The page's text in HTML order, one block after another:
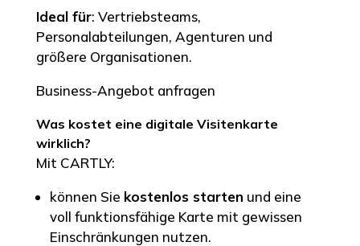
Ideal für: Vertriebsteams,
Personalabteilungen, Agenturen und
größere Organisationen.
Business-Angebot anfragen
Was kostet eine digitale Visitenkarte
wirklich?
Mit CARTLY:
können Sie kostenlos starten und eine
voll funktionsfähige Karte mit gewissen
Einschränkungen nutzen.